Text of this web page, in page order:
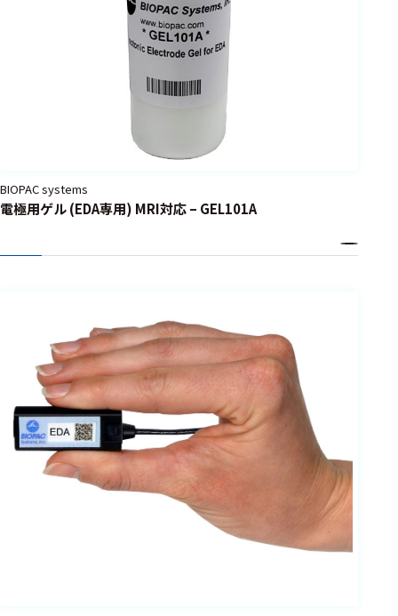
BIOPAC systems
電極用ゲル (EDA専用) MRI対応 – GEL101A